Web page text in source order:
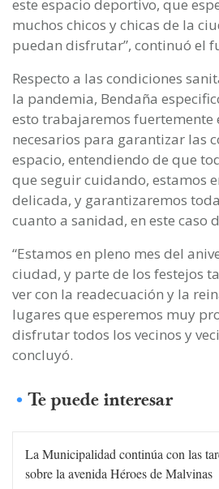
este espacio deportivo, que
muchos chicos y chicas de la
puedan disfrutar”, continuó el
Respecto a las condiciones
la pandemia, Bendaña
esto trabajaremos fuertemente
necesarios para garantizar las
espacio, entendiendo de que
que seguir cuidando, estamos
delicada, y garantizaremos
cuanto a sanidad, en este caso
“Estamos en pleno mes del
ciudad, y parte de los festejos
ver con la readecuación y la
lugares que esperemos muy
disfrutar todos los vecinos y
concluyó.
Te puede interesar
La Municipalidad continúa con las
sobre la avenida Héroes de Malvinas